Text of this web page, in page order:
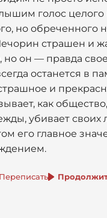
голос
но обреченного
страшен и
он — правда
останется в
и
как
убивает своих
его главное
Переписать